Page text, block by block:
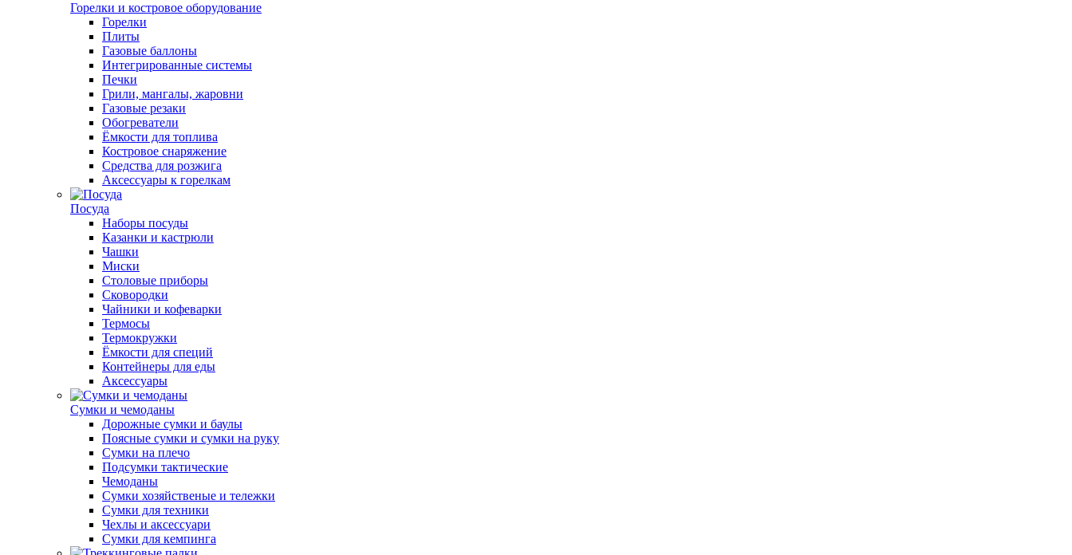
Горелки и костровое оборудование
Горелки
Плиты
Газовые баллоны
Интегрированные системы
Печки
Грили, мангалы, жаровни
Газовые резаки
Обогреватели
Ёмкости для топлива
Костровое снаряжение
Средства для розжига
Аксессуары к горелкам
Посуда
Наборы посуды
Казанки и кастрюли
Чашки
Миски
Столовые приборы
Сковородки
Чайники и кофеварки
Термосы
Термокружки
Ёмкости для специй
Контейнеры для еды
Аксессуары
Сумки и чемоданы
Дорожные сумки и баулы
Поясные сумки и сумки на руку
Сумки на плечо
Подсумки тактические
Чемоданы
Сумки хозяйственые и тележки
Сумки для техники
Чехлы и аксессуари
Сумки для кемпинга